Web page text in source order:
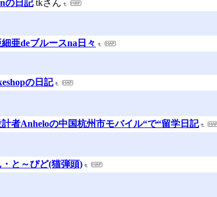
の日記 tkさん
亜deブルースna日々
の日記
者Anheloの中国杭州市モバイル“で“留学日記
・と～ぴど(猫弾頭)